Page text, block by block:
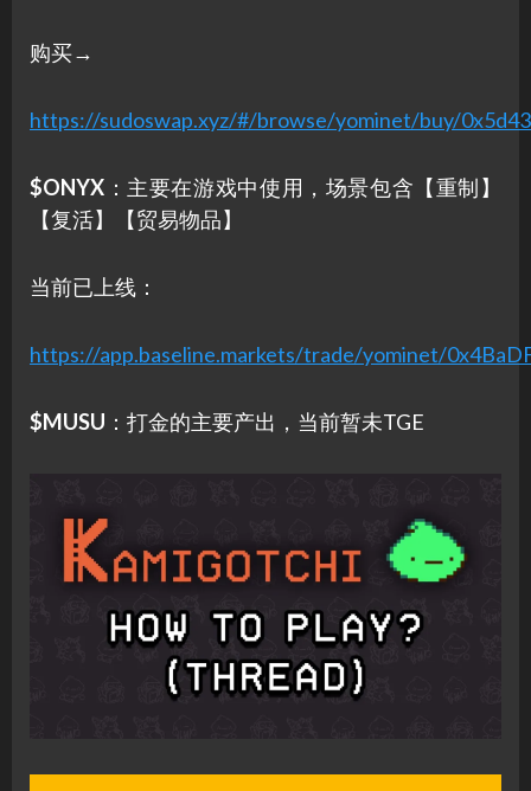
购买→
https://sudoswap.xyz/#/browse/yominet/buy/
$ONYX ：主要在游戏中使用，场景包含【重制】
【复活】【贸易物品】
当前已上线：
https://app.baseline.markets/trade/yominet/
$MUSU ：打金的主要产出，当前暂未TGE